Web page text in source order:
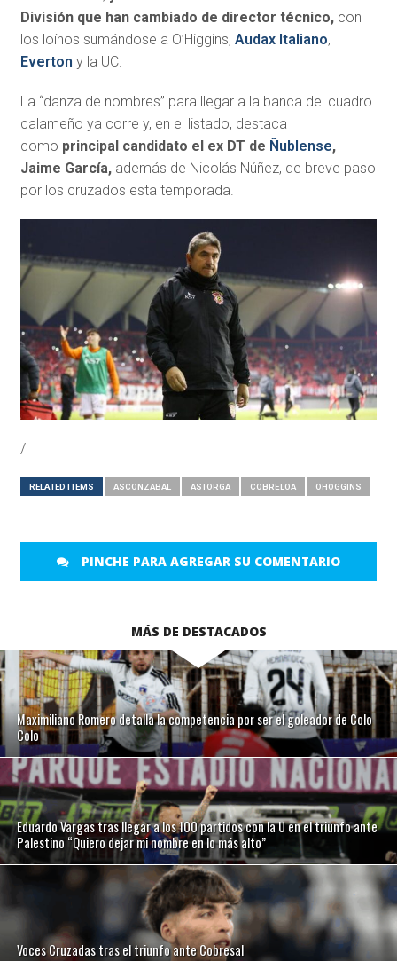
División que han cambiado de director técnico,con
los loínos sumándose a O’Higgins, Audax Italiano,
Everton y la UC.
La “danza de nombres” para llegar a la banca del cuadro
calameño ya corre y, en el listado, destaca
como principal candidato el ex DT de Ñublense,
Jaime García, además de Nicolás Núñez, de breve paso
por los cruzados esta temporada.
/
RELATED ITEMS ASCONZABAL ASTORGA COBRELOA OHOGGINS
PINCHE PARA AGREGAR SU COMENTARIO
MÁS DE DESTACADOS
Maximiliano Romero detalla la competencia por ser el goleador de Colo
Colo
Eduardo Vargas tras llegar a los 100 partidos con la U en el triunfo ante
Palestino “Quiero dejar mi nombre en lo más alto”
Voces Cruzadas tras el triunfo ante Cobresal